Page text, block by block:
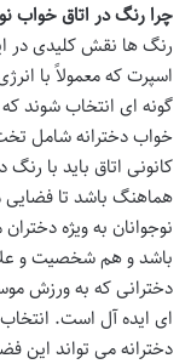
چرا رنگ در اتاق خواب
رنگ ها نقش کلیدی در
اسپرت که معمولاً با
گونه ای انتخاب شوند
خواب دخترانهشامل
کانونی اتاق باید با
هماهنگ باشد تا
نوجوانان به ویژه
باشد و هم شخصیت و
دخترانی که به ورزش
ای ایده آل است.
دخترانهمی تواند این